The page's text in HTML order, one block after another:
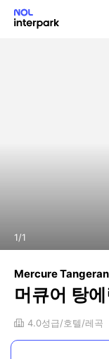
1/1
Mercure
머큐어 탕
4.0성급 호텔 레곡